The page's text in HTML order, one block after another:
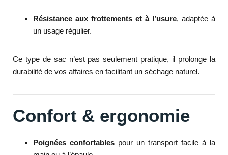
Résistance aux frottements et à l’usure, adaptée à
un usage régulier.
Ce type de sac n’est pas seulement pratique, il prolonge la
durabilité de vos affaires en facilitant un séchage naturel.
Confort & ergonomie
Poignées confortables pour un transport facile à la